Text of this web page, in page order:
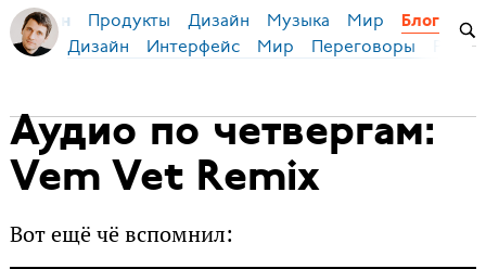
Бирман Продукты Дизайн Музыка Мир Блог
Дизайн Интерфейс Мир Переговоры
Аудио по четвергам:
Vem Vet Remix
Вот ещё чё вспомнил: